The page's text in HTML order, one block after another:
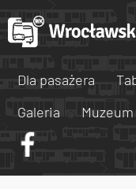
Dla pasażera
Galeria